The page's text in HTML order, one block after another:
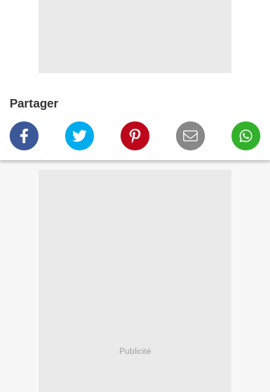
Partager
Publicité